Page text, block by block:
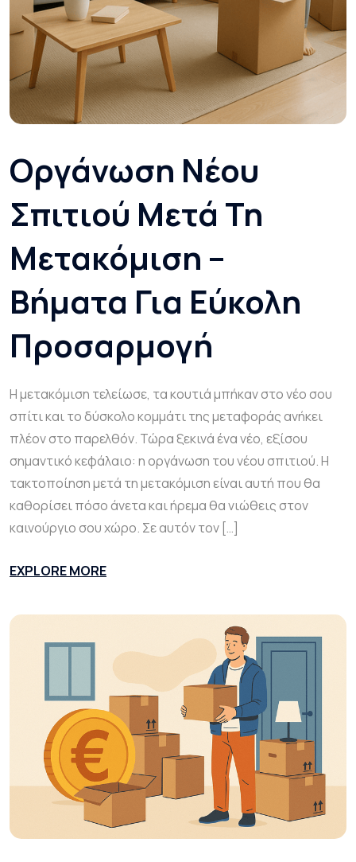
Οργάνωση Νέου
Σπιτιού Μετά Τη
Μετακόμιση –
Βήματα Για Εύκολη
Προσαρμογή
Η μετακόμιση τελείωσε, τα κουτιά μπήκαν στο νέο σου
σπίτι και το δύσκολο κομμάτι της μεταφοράς ανήκει
πλέον στο παρελθόν. Τώρα ξεκινά ένα νέο, εξίσου
σημαντικό κεφάλαιο: η οργάνωση του νέου σπιτιού. Η
τακτοποίηση μετά τη μετακόμιση είναι αυτή που θα
καθορίσει πόσο άνετα και ήρεμα θα νιώθεις στον
καινούργιο σου χώρο. Σε αυτόν τον […]
EXPLORE MORE